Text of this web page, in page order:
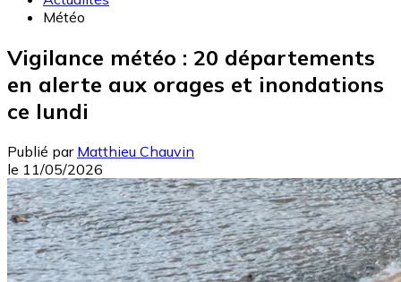
Météo
Vigilance météo : 20 départements
en alerte aux orages et inondations
ce lundi
Publié par Matthieu Chauvin
le 11/05/2026